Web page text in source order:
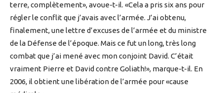
terre, complètement», avoue-t-il. «Cela a pris six ans pour
régler le conflit que j’avais avec l’armée. J’ai obtenu,
finalement, une lettre d’excuses de l’armée et du ministre
de la Défense de l’époque. Mais ce fut un long, très long
combat que j’ai mené avec mon conjoint David. C’était
vraiment Pierre et David contre Goliath!», marque-t-il. En
2006, il obtient une libération de l’armée pour «cause